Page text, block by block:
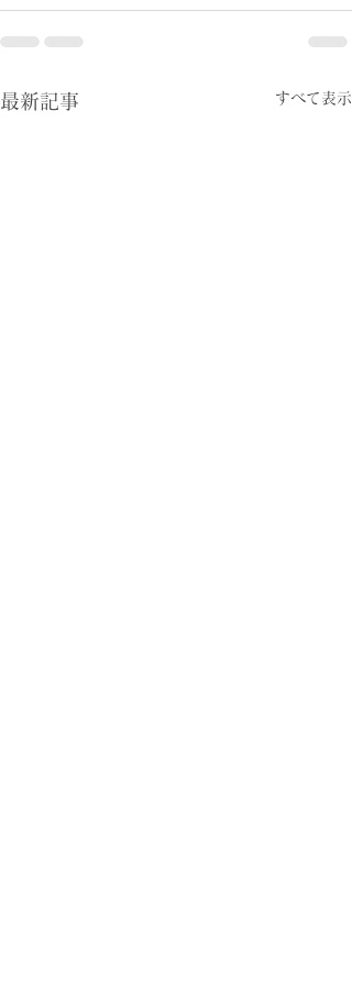
最新記事 すべて表示